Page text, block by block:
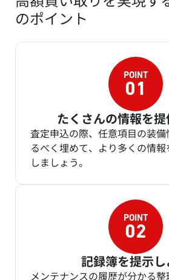
のポイント
たくさんの情報を提
査定申込の際、任意項目の装
るべく埋めて、より多くの情
しましょう。
記録簿を提示し
メンテナンスの履歴が分かる